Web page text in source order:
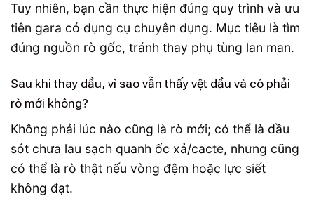
Tuy nhiên, bạn cần thực hiện đúng quy trình và ưu
tiên gara có dụng cụ chuyên dụng. Mục tiêu là tìm
đúng nguồn rò gốc, tránh thay phụ tùng lan man.
Sau khi thay dầu, vì sao vẫn thấy vệt dầu và có phải
rò mới không?
Không phải lúc nào cũng là rò mới; có thể là dầu
sót chưa lau sạch quanh ốc xả/cacte, nhưng cũng
có thể là rò thật nếu vòng đệm hoặc lực siết
không đạt.